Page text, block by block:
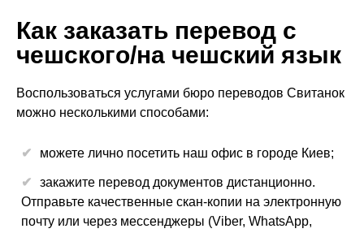
Как заказать перевод с
чешского/на чешский язык
Воспользоваться услугами бюро переводов Свитанок
можно несколькими способами:
можете лично посетить наш офис в городе Киев;
закажите перевод документов дистанционно.
Отправьте качественные скан-копии на электронную
почту или через мессенджеры (Viber, WhatsApp,